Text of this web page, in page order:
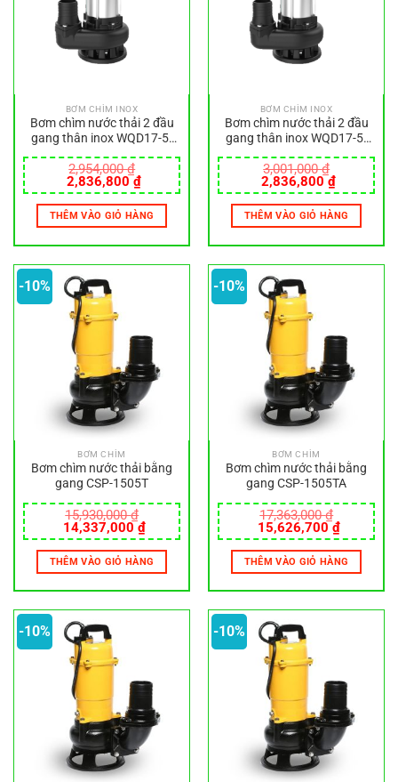
BƠM CHÌM INOX
Bơm chìm nước thải 2 đầu
gang thân inox WQD17-5-
2,954,000₫
Giá
gốc
là:
2,954,000 ₫.
2,836,800 ₫Giá
hiện
tại
là:
2,836,800 ₫.
THÊM VÀO GIỎ HÀNG
BƠM CHÌM INOX
Bơm chìm nước thải 2 đầu
gang thân inox WQD17-5-
3,001,000₫
Giá
gốc
là:
3,001,000 ₫.
2,836,800 ₫Giá
hiện
tại
là:
THÊM VÀO GIỎ HÀNG
-10%
BƠM CHÌM
Bơm chìm nước thải bằng
gang CSP-1505T
15,930,000₫
Giá
gốc
là:
15,930,000 ₫.
14,337,000 ₫Giá
hiện
tại
là:
14,337,000 ₫.
THÊM VÀO GIỎ HÀNG
-10%
BƠM CHÌM
Bơm chìm nước thải bằng
gang CSP-1505TA
17,363,000₫
Giá
gốc
là:
17,363,000 ₫.
15,626,700 ₫Giá
hiện
tại
là:
THÊM VÀO GIỎ HÀNG
-10% -10%